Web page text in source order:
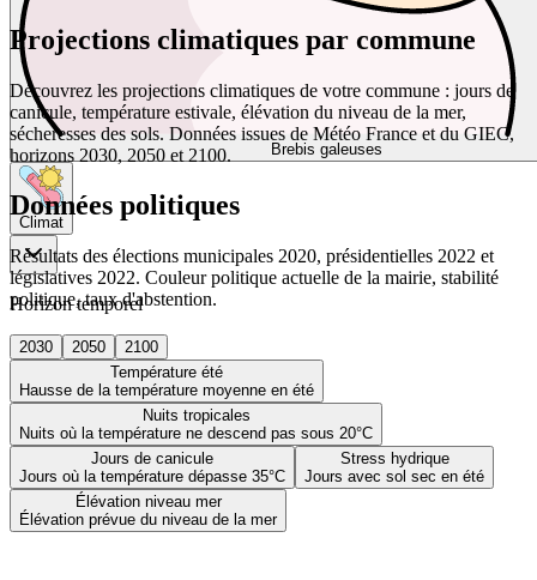
Brebis galeuses
Climat
Horizon temporel
2030 2050
2100
Température été
Hausse de la température moyenne en été
Nuits tropicales
Nuits où la température ne descend pas sous 20°C
Jours de canicule
Jours où la température dépasse 35°C
Stress hydrique
Jours avec sol sec en été
Élévation niveau mer
Élévation prévue du niveau de la mer
Projections climatiques par commune
Découvrez les projections climatiques de votre commune : jours de
canicule, température estivale, élévation du niveau de la mer,
sécheresses des sols. Données issues de Météo France et du GIEC,
horizons 2030, 2050 et 2100.
Données politiques
Résultats des élections municipales 2020, présidentielles 2022 et
législatives 2022. Couleur politique actuelle de la mairie, stabilité
politique, taux d'abstention.